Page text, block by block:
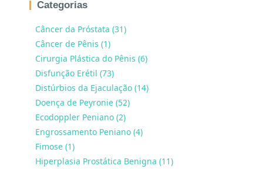
Categorias
Câncer da Próstata (31)
Câncer de Pênis (1)
Cirurgia Plástica do Pênis (6)
Disfunção Erétil (73)
Distúrbios da Ejaculação (14)
Doença de Peyronie (52)
Ecodoppler Peniano (2)
Engrossamento Peniano (4)
Fimose (1)
Hiperplasia Prostática Benigna (11)